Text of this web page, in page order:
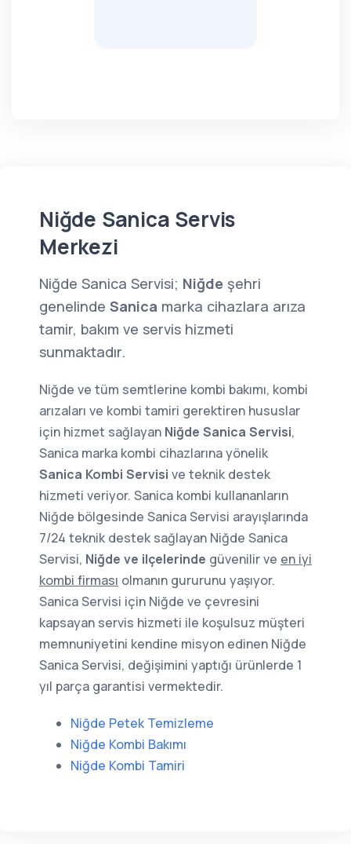
Niğde Sanica Servis
Merkezi
Niğde Sanica Servisi; Niğde şehri
genelinde Sanica marka cihazlara arıza
tamir, bakım ve servis hizmeti
sunmaktadır.
Niğde ve tüm semtlerine kombi bakımı, kombi
arızaları ve kombi tamiri gerektiren hususlar
için hizmet sağlayan Niğde Sanica Servisi,
Sanica marka kombi cihazlarına yönelik
Sanica Kombi Servisi ve teknik destek
hizmeti veriyor. Sanica kombi kullananların
Niğde bölgesinde Sanica Servisi arayışlarında
7/24 teknik destek sağlayan Niğde Sanica
Servisi, Niğde ve ilçelerinde güvenilir ve en iyi
kombi firması olmanın gururunu yaşıyor.
Sanica Servisi için Niğde ve çevresini
kapsayan servis hizmeti ile koşulsuz müşteri
memnuniyetini kendine misyon edinen Niğde
Sanica Servisi, değişimini yaptığı ürünlerde 1
yıl parça garantisi vermektedir.
Niğde Petek Temizleme
Niğde Kombi Bakımı
Niğde Kombi Tamiri